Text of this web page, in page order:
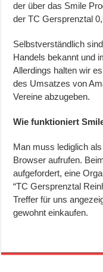
der über das Smile
der TC Gersprenztal
Selbstverständlich
Handels bekannt und
Allerdings halten wir
des Umsatzes von
Vereine abzugeben.
Wie funktioniert
Man muss lediglich
Browser aufrufen.
aufgefordert, eine
“TC Gersprenztal
Treffer für uns
gewohnt einkaufen.